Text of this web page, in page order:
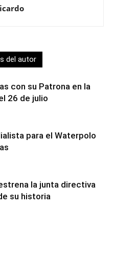
del autor
con su Patrona en la
26 de julio
para el Waterpolo
la junta directiva
su historia